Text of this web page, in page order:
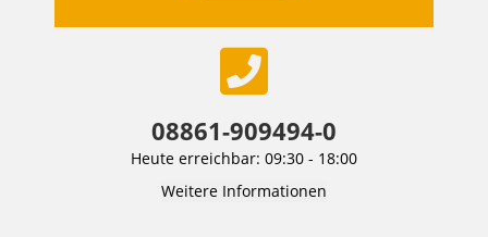
08861-909494-0
Heute erreichbar: 09:30 - 18:00
Weitere Informationen